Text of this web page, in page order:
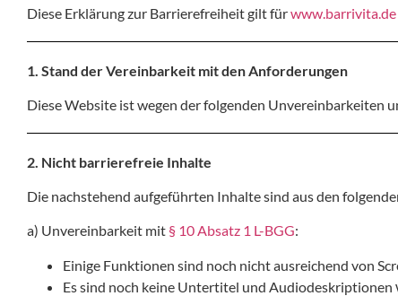
Diese Erklärung zur Barrierefreiheit gilt fürwww.barrivita.de
1. Stand der Vereinbarkeit mit den Anforderungen
Diese Website ist wegen der folgenden Unvereinbarkeiten
2. Nicht barrierefreie Inhalte
Die nachstehend aufgeführten Inhalte sind aus den
a) Unvereinbarkeit mit § 10 Absatz 1 L-BGG:
Einige Funktionen sind noch nicht ausreichend von
Es sind noch keine Untertitel und Audiodeskriptionen